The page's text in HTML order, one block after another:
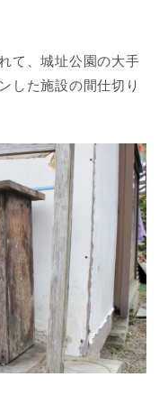
て、城址公園の大手
した施設の間仕切り